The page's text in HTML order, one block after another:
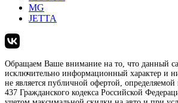
MG
JETTA
Обращаем Ваше внимание на то, что данный
исключительно информационный характер и
не является публичной офертой,
437 Гражданского кодекса Российской